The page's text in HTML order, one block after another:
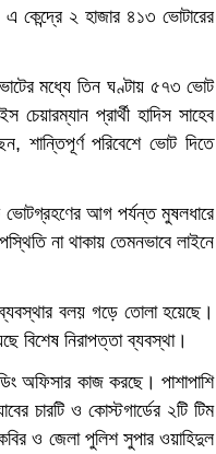
কেন্দ্রে ২ হাজার ৪১৩ ভোটারের
মধ্যে তিন ঘণ্টায় ৫৭৩ ভোট
প্রার্থী হাদিস সাহেব
শান্তিপূর্ণ পরিবেশে ভোট দিতে
আগ পর্যন্ত মুষলধারে
না থাকায় তেমনভাবে লাইনে
ব্যবস্থার বলয় গড়ে তোলা হয়েছে।
বিশেষ নিরাপত্তা ব্যবস্থা।
অফিসার কাজ করছে। পাশাপাশি
চারটি ও কোস্টগার্ডের ২টি টিম
কবির ও জেলা পুলিশ সুপার ওয়াহিদুল